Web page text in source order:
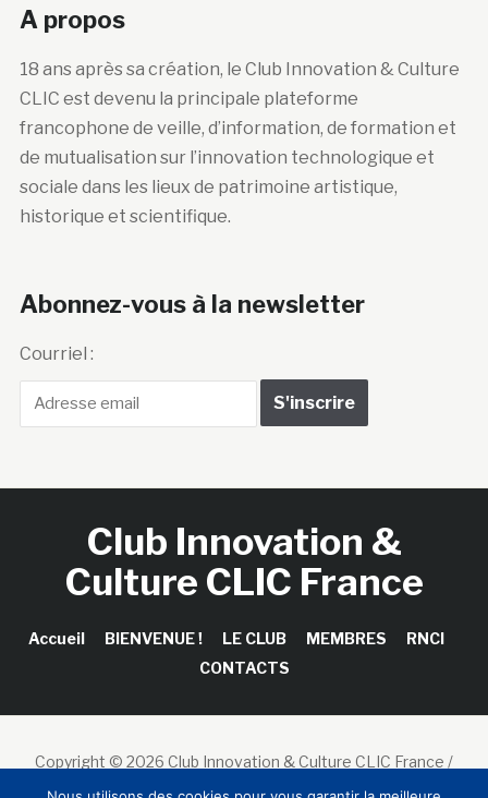
A propos
18 ans après sa création, le Club Innovation & Culture
CLIC est devenu la principale plateforme
francophone de veille, d’information, de formation et
de mutualisation sur l’innovation technologique et
sociale dans les lieux de patrimoine artistique,
historique et scientifique.
Abonnez-vous à la newsletter
Courriel :
Club Innovation &
Culture CLIC France
Accueil BIENVENUE ! LE CLUB MEMBRES
RNCI
CONTACTS
Copyright © 2026 Club Innovation & Culture CLIC France /
Sinapses Conseils